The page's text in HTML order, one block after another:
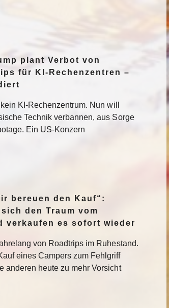
plant Verbot von
für KI-Rechenzentren –
KI-Rechenzentrum. Nun will
Technik verbannen, aus Sorge
Ein US-Konzern
bereuen den Kauf“:
den Traum vom
verkaufen es sofort wieder
von Roadtrips im Ruhestand.
eines Campers zum Fehlgriff
anderen heute zu mehr Vorsicht